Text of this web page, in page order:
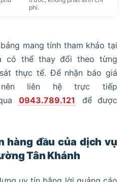
phí.
mang tính tham khảo tại
có thể thay đổi theo từng
thực tế. Để nhận báo giá
liên hệ trực tiếp
0943.789.121
để được
hàng đầu của dịch vụ
Tân Khánh